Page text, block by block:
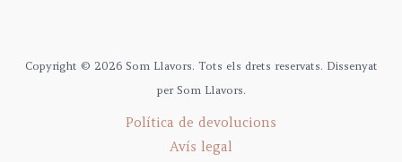
Copyright © 2026 Som Llavors. Tots els drets reservats. Dissenyat
per Som Llavors.
Política de devolucions
Avís legal